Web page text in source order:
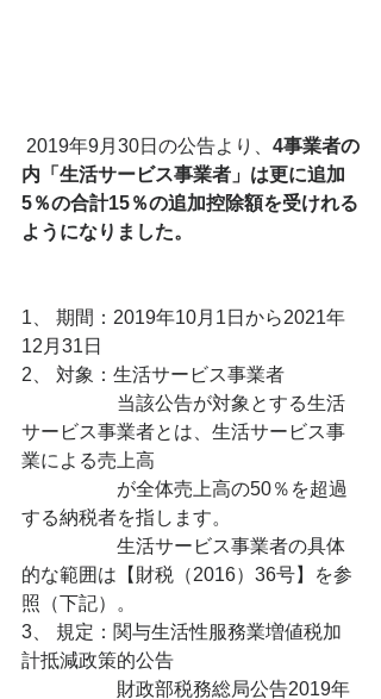
2019年9月30日の公告より、 4事業者の
内「生活サービス事業者」は更に追加
5％の合計15％の追加控除額を受けれる
ようになりました。
1、 期間：2019年10月1日から2021年
12月31日
2、 対象：生活サービス事業者
当該公告が対象とする生活
サービス事業者とは、生活サービス事
業による売上高
が全体売上高の50％を超過
する納税者を指します。
生活サービス事業者の具体
的な範囲は【財税（2016）36号】を参
照（下記）。
3、 規定：関与生活性服務業増値税加
計抵減政策的公告
財政部税務総局公告2019年